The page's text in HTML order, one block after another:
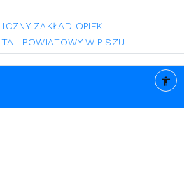
ZAKŁAD OPIEKI
POWIATOWY W PISZU